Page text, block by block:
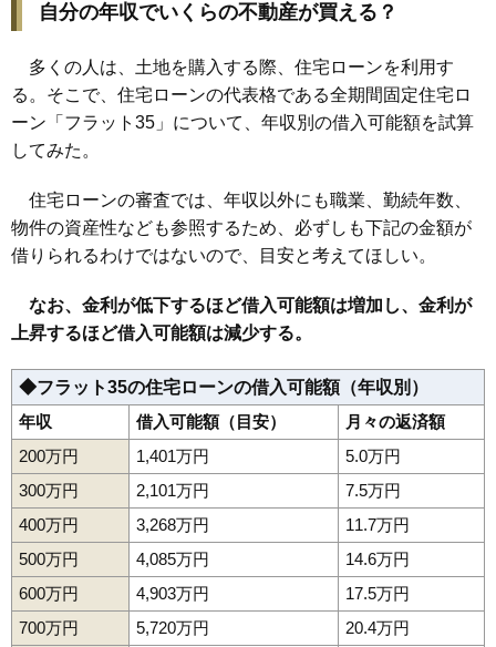
自分の年収でいくらの不動産が買える？
多くの人は、土地を購入する際、住宅ローンを利用す
る。そこで、住宅ローンの代表格である全期間固定住宅ロ
ーン「フラット35」について、年収別の借入可能額を試算
してみた。
住宅ローンの審査では、年収以外にも職業、勤続年数、
物件の資産性なども参照するため、必ずしも下記の金額が
借りられるわけではないので、目安と考えてほしい。
なお、金利が低下するほど借入可能額は増加し、金利が
上昇するほど借入可能額は減少する。
◆フラット35の住宅ローンの借入可能額（年収別）
年収
借入可能額（目安）
月々の返済額
200万円
1,401万円
5.0万円
300万円
2,101万円
7.5万円
400万円
3,268万円
11.7万円
500万円
4,085万円
14.6万円
600万円
4,903万円
17.5万円
700万円
5,720万円
20.4万円